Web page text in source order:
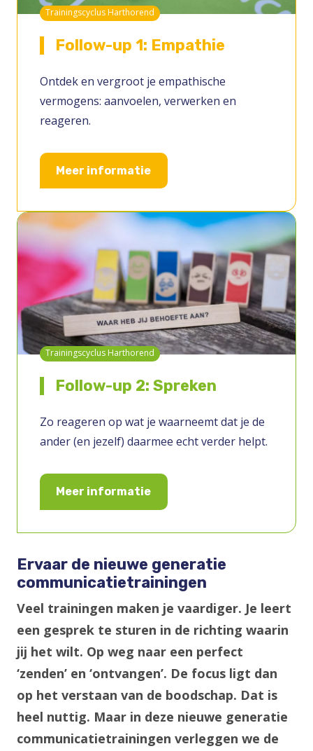
Trainingscyclus Harthorend
Follow-up 1: Empathie
Ontdek en vergroot je empathische
vermogens: aanvoelen, verwerken en
reageren.
Meer informatie
Trainingscyclus Harthorend
Follow-up 2: Spreken
Zo reageren op wat je waarneemt dat je de
ander (en jezelf) daarmee echt verder helpt.
Meer informatie
Ervaar de nieuwe generatie
communicatietrainingen
Veel trainingen maken je vaardiger. Je leert
een gesprek te sturen in de richting waarin
jij het wilt. Op weg naar een perfect
‘zenden’ en ‘ontvangen’. De focus ligt dan
op het verstaan van de boodschap. Dat is
heel nuttig. Maar in deze nieuwe generatie
communicatietrainingen verleggen we de